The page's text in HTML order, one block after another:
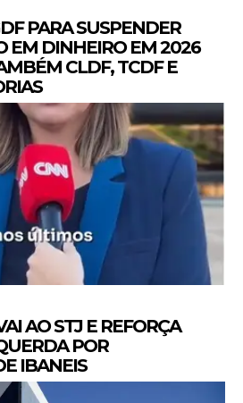
PARA SUSPENDER
EM DINHEIRO EM 2026
CLDF, TCDF E
AO STJ E REFORÇA
POR
IBANEIS